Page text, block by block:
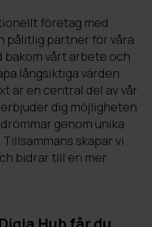
företag med
pålitlig partner för våra
bakom vårt arbete och
långsiktiga värden.
är en central del av vår
dig möjligheten
genom unika
skapar vi
bidrar till en mer